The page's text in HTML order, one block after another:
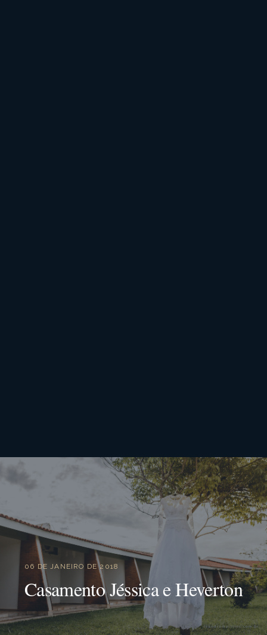
06 DE JANEIRO DE 2018
Casamento Jéssica e Heverton